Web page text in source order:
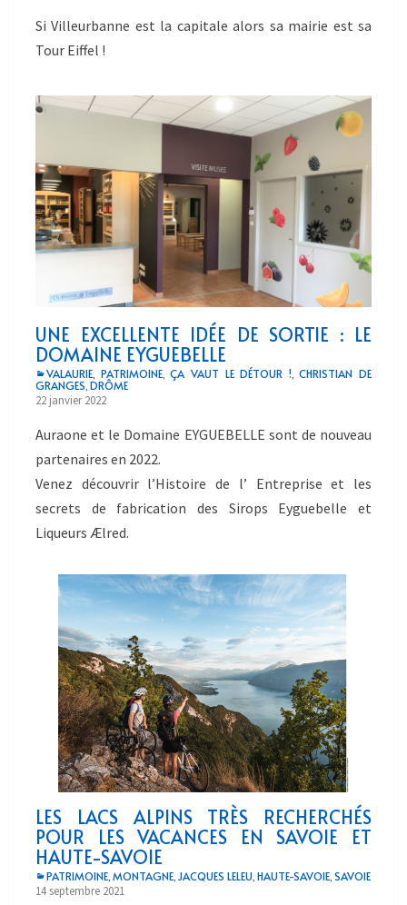
Si Villeurbanne est la capitale alors sa mairie est sa
Tour Eiffel !
UNE EXCELLENTE IDÉE DE SORTIE : LE
DOMAINE EYGUEBELLE
VALAURIE, PATRIMOINE,ÇA VAUT LE DÉTOUR !,CHRISTIAN DE
GRANGES, DRÔME
22 janvier 2022
Auraone et le Domaine EYGUEBELLE sont de nouveau
partenaires en 2022.
Venez découvrir l’Histoire de l’ Entreprise et les
secrets de fabrication des Sirops Eyguebelle et
Liqueurs Ælred.
LES LACS ALPINS TRÈS RECHERCHÉS
POUR LES VACANCES EN SAVOIE ET
HAUTE-SAVOIE
PATRIMOINE, MONTAGNE, JACQUES LELEU, HAUTE-SAVOIE, SAVOIE
14 septembre 2021